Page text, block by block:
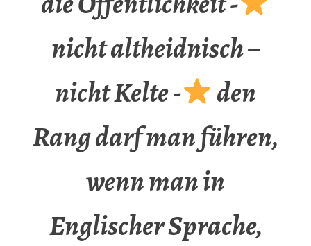
nicht altheidnisch –
nicht Kelte -
den
Rang darf man führen,
wenn man in
Englischer Sprache,